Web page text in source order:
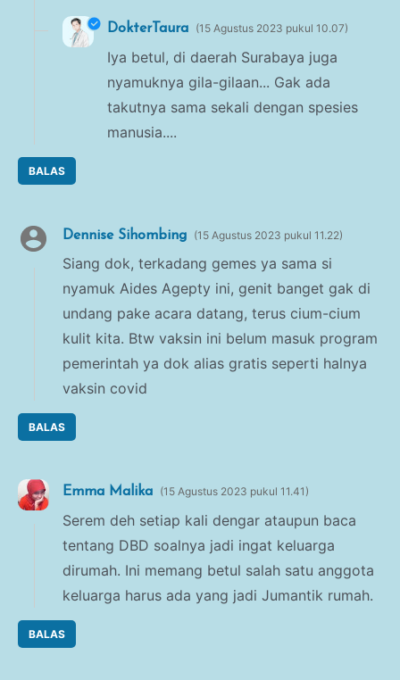
BALAS
DokterTaura 15 Agustus 2023 pukul 10.07
Iya betul, di daerah Surabaya juga
nyamuknya gila-gilaan... Gak ada
takutnya sama sekali dengan spesies
manusia....
Dennise Sihombing 15 Agustus 2023 pukul 11.22
Siang dok, terkadang gemes ya sama si
nyamuk Aides Agepty ini, genit banget gak di
undang pake acara datang, terus cium-cium
kulit kita. Btw vaksin ini belum masuk program
pemerintah ya dok alias gratis seperti halnya
vaksin covid
BALAS
Emma Malika 15 Agustus 2023 pukul 11.41
Serem deh setiap kali dengar ataupun baca
tentang DBD soalnya jadi ingat keluarga
dirumah. Ini memang betul salah satu anggota
keluarga harus ada yang jadi Jumantik rumah.
BALAS